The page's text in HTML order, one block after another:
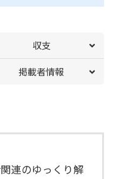
収支
掲載者情報
ゆっくり解